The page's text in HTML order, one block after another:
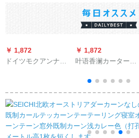
￥ 1,872
ドイツモクアンナブ
房オーーフーディ寝
室オーレフー寝室オ
ーハド白6101无地シ
リズPS-BY 03
￥ 1,872
叶语香澜カータース
ングスタッド7-小豆
幅1.5*高2.0打穴タワ
ーの一枚です。